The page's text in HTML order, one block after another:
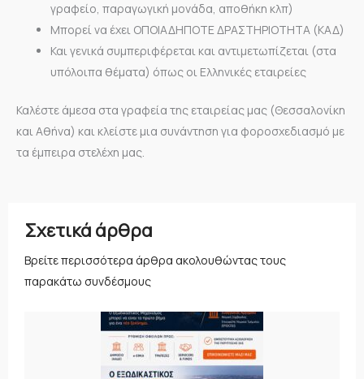
γραφείο, παραγωγική μονάδα, αποθήκη κλπ)
Μπορεί να έχει ΟΠΟΙΑΔΗΠΟΤΕ ΔΡΑΣΤΗΡΙΟΤΗΤΑ (ΚΑΔ)
Και γενικά συμπεριφέρεται και αντιμετωπίζεται (στα
υπόλοιπα θέματα) όπως οι Ελληνικές εταιρείες
Καλέστε άμεσα στα γραφεία της εταιρείας μας (Θεσσαλονίκη
και Αθήνα) και κλείστε μια συνάντηση για φοροσχεδιασμό με
τα έμπειρα στελέχη μας.
Σχετικά άρθρα
Βρείτε περισσότερα άρθρα ακολουθώντας τους
παρακάτω συνδέσμους